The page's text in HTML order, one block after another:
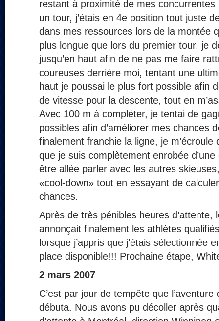
restant à proximité de mes concurrentes
un tour, j’étais en 4e position tout juste
dans mes ressources lors de la montée
plus longue que lors du premier tour, je
jusqu’en haut afin de ne pas me faire
coureuses derrière moi, tentant une
haut je poussai le plus fort possible afin
de vitesse pour la descente, tout en
Avec 100 m à compléter, je tentai de
possibles afin d’améliorer mes chances
finalement franchie la ligne, je
que je suis complètement enrobée
être allée parler avec les autres
«cool-down» tout en essayant de
chances.
Après de très pénibles heures d’attente,
annonçait finalement les athlètes
lorsque j’appris que j’étais sélectionnée
place disponible!!! Prochaine étape,
2 mars 2007
C’est par jour de tempête que
débuta. Nous avons pu décoller après